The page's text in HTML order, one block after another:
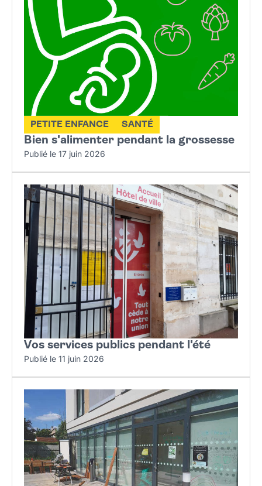
Bien s'alimenter pendant la grossesse
PETITE ENFANCE SANTÉ
Publié le 17 juin 2026
Vos services publics pendant l'été
Publié le 11 juin 2026